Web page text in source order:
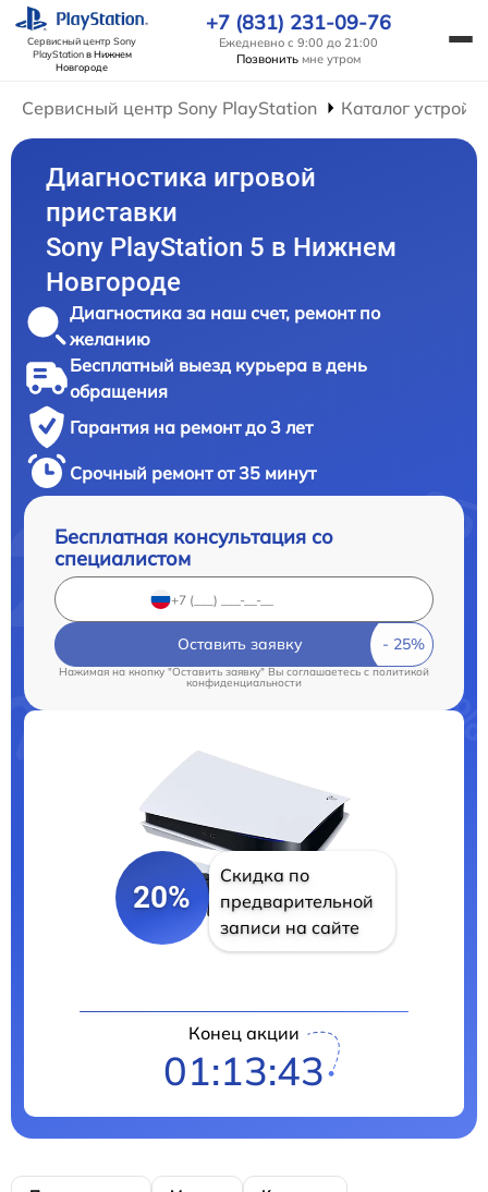
Сервисный центр Sony
PlayStationв Нижнем
Новгороде
+7 (831) 231-09-76
Ежедневно с 9:00 до 21:00
Позвонить мне утром
Сервисный центр Sony PlayStation Каталог
Диагностика игровой
приставки
Sony PlayStation 5 в Нижнем
Новгороде
Диагностика за наш счет, ремонт по
желанию
Бесплатный выезд курьера в день
обращения
Гарантия на ремонт до 3 лет
Срочный ремонт от 35 минут
Бесплатная консультация со
специалистом
Оставить заявку
Нажимая на кнопку "Оставить заявку" Вы соглашаетесь cполитикой
конфиденциальности
20%
Скидка по
предварительной
записи на сайте
Конец акции
01:13:43